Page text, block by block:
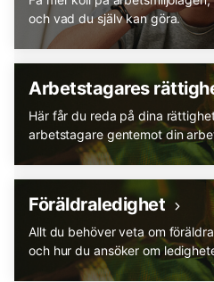
och vad du själv kan göra.
Arbetstagares
Här får du reda på dina
arbetstagare gentemot din
Föräldraledighet
Allt du behöver veta om
och hur du ansöker om